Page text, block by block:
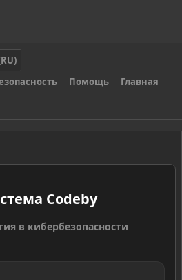
Помощь Главная
Codeby
в кибербезопасности